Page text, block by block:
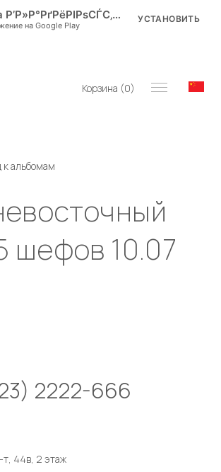
Корзина (0)
к альбомам
шефов 10.07
2222-666
т, 44в, 2 этаж
Zuma Р’Р»Р°РґРёРІРѕСЃС‚РѕРє
на Google Play
УСТАНОВИТЬ